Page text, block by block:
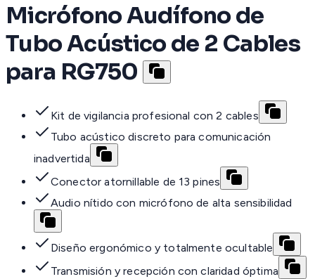
Micrófono Audífono de
Tubo Acústico de 2 Cables
para RG750
Kit de vigilancia profesional con 2 cables
Tubo acústico discreto para comunicación
inadvertida
Conector atornillable de 13 pines
Audio nítido con micrófono de alta sensibilidad
Diseño ergonómico y totalmente ocultable
Transmisión y recepción con claridad óptima